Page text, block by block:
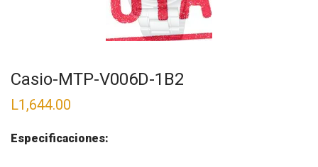
Casio-MTP-V006D-1B2
L1,644.00
Especificaciones: